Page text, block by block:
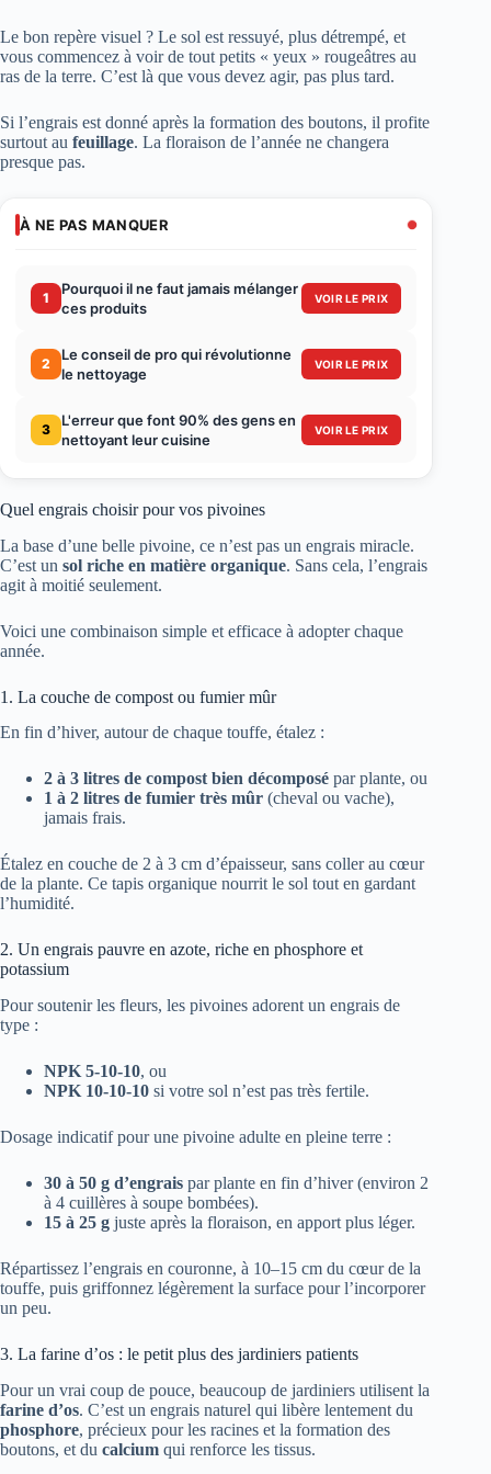
Le bon repère visuel ? Le sol est ressuyé, plus détrempé, et
vous commencez à voir de tout petits « yeux » rougeâtres au
ras de la terre. C’est là que vous devez agir, pas plus tard.
Si l’engrais est donné après la formation des boutons, il profite
surtout au feuillage. La floraison de l’année ne changera
presque pas.
À NE PAS MANQUER
1
Pourquoi il ne faut jamais mélanger
ces produits
VOIR LE PRIX
2
Le conseil de pro qui révolutionne
le nettoyage
VOIR LE PRIX
3
L'erreur que font 90% des gens en
nettoyant leur cuisine
VOIR LE PRIX
Quel engrais choisir pour vos pivoines
La base d’une belle pivoine, ce n’est pas un engrais miracle.
C’est un sol riche en matière organique. Sans cela, l’engrais
agit à moitié seulement.
Voici une combinaison simple et efficace à adopter chaque
année.
1. La couche de compost ou fumier mûr
En fin d’hiver, autour de chaque touffe, étalez :
2 à 3 litres de compost bien décomposé par plante, ou
1 à 2 litres de fumier très mûr (cheval ou vache),
jamais frais.
Étalez en couche de 2 à 3 cm d’épaisseur, sans coller au cœur
de la plante. Ce tapis organique nourrit le sol tout en gardant
l’humidité.
2. Un engrais pauvre en azote, riche en phosphore et
potassium
Pour soutenir les fleurs, les pivoines adorent un engrais de
type :
NPK 5-10-10, ou
NPK 10-10-10 si votre sol n’est pas très fertile.
Dosage indicatif pour une pivoine adulte en pleine terre :
30 à 50 g d’engrais par plante en fin d’hiver (environ 2
à 4 cuillères à soupe bombées).
15 à 25 g juste après la floraison, en apport plus léger.
Répartissez l’engrais en couronne, à 10–15 cm du cœur de la
touffe, puis griffonnez légèrement la surface pour l’incorporer
un peu.
3. La farine d’os : le petit plus des jardiniers patients
Pour un vrai coup de pouce, beaucoup de jardiniers utilisent la
farine d’os. C’est un engrais naturel qui libère lentement du
phosphore, précieux pour les racines et la formation des
boutons, et du calcium qui renforce les tissus.